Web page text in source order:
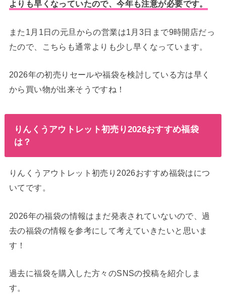
よりも早くなっていたので、今年も注意が必要です。
また1月1日の元旦からの営業は1月3日まで9時開店だっ
たので、こちらも通常よりも少し早くなっています。
2026年の初売りセールや福袋を検討している方は早く
から買い物が出来そうですね！
りんくうアウトレット初売り2026おすすめ福袋
は？
りんくうアウトレット初売り2026おすすめ福袋はにつ
いてです。
2026年の福袋の情報はまだ発表されていないので、過
去の福袋の情報を参考にして考えていきたいと思いま
す！
過去に福袋を購入した方々のSNSの投稿を紹介しま
す。